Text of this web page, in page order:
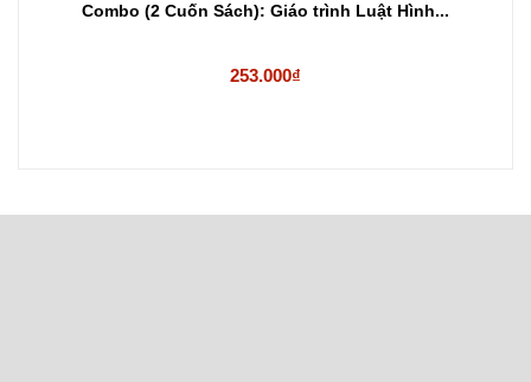
Combo (2 Cuốn Sách): Giáo trình Luật Hình...
253.000₫